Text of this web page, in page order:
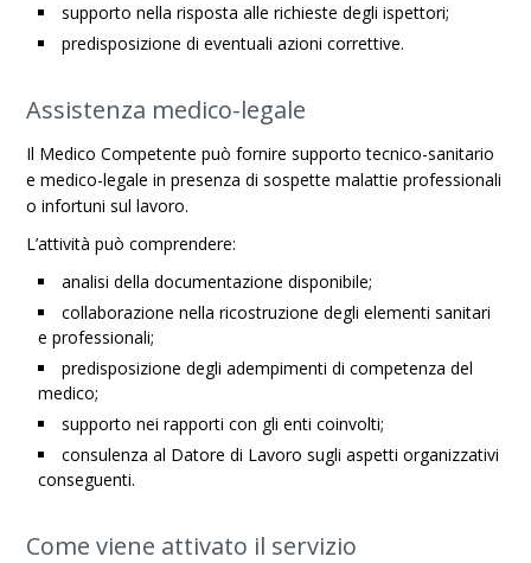
supporto nella risposta alle richieste degli ispettori;
predisposizione di eventuali azioni correttive.
Assistenza medico-legale
Il Medico Competente può fornire supporto tecnico-sanitario
e medico-legale in presenza di sospette malattie professionali
o infortuni sul lavoro.
L’attività può comprendere:
analisi della documentazione disponibile;
collaborazione nella ricostruzione degli elementi sanitari
e professionali;
predisposizione degli adempimenti di competenza del
medico;
supporto nei rapporti con gli enti coinvolti;
consulenza al Datore di Lavoro sugli aspetti organizzativi
conseguenti.
Come viene attivato il servizio